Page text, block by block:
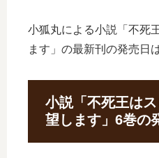
小狐丸による小説「不死
ます」の最新刊の発売日
小説「不死王は
望します」6巻の